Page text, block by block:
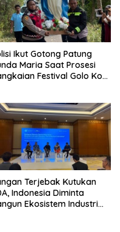
Ikut Gotong Patung
Maria Saat Prosesi
Festival Golo Koe
Terjebak Kutukan
Indonesia Diminta
Ekosistem Industri